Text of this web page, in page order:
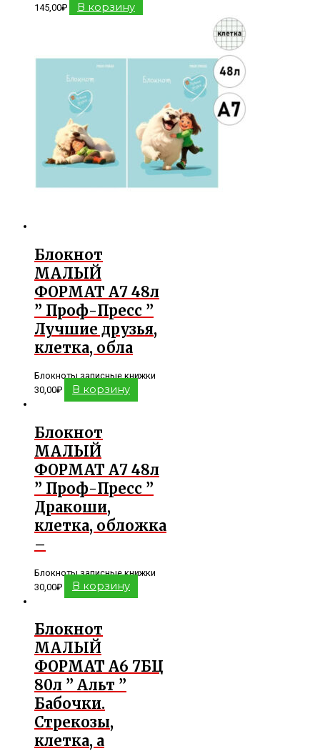
145,00₽ В корзину
Блокнот
МАЛЫЙ
ФОРМАТ А7 48л
” Проф-Пресс ”
Лучшие друзья,
клетка, обла
Блокноты записные книжки
30,00₽ В корзину
Блокнот
МАЛЫЙ
ФОРМАТ А7 48л
” Проф-Пресс ”
Дракоши,
клетка, обложка
–
Блокноты записные книжки
30,00₽ В корзину
Блокнот
МАЛЫЙ
ФОРМАТ А6 7БЦ
80л ” Альт ”
Бабочки.
Стрекозы,
клетка, а